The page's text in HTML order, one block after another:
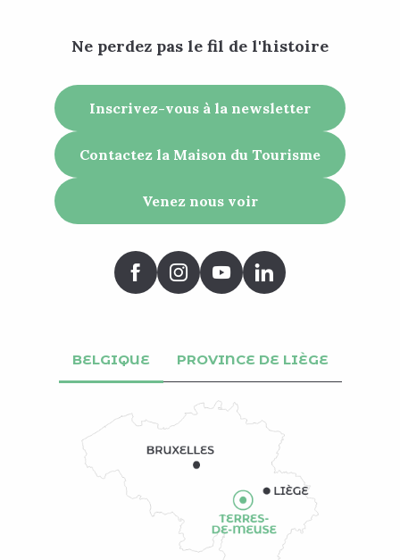
Ne perdez pas le fil de l'histoire
Inscrivez-vous à la newsletter
Contactez la Maison du Tourisme
Venez nous voir
BELGIQUE PROVINCE DE LIÈGE